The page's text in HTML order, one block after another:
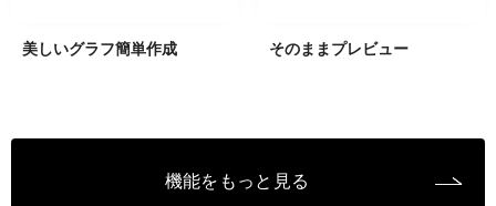
美しいグラフ簡単作成 そのままプレビュー
機能をもっと見る